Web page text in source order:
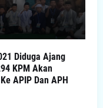
Diduga Ajang
KPM Akan
APIP Dan APH